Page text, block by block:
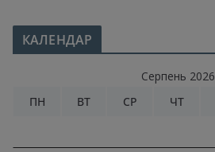
КАЛЕНДАР
Серпень 2026
ПН
ВТ СР ЧТ